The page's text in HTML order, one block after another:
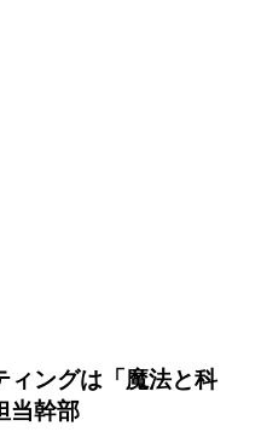
ィングは「魔法と科
当幹部